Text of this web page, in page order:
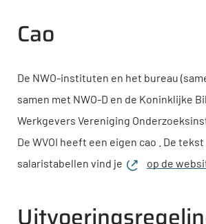
Cao
De NWO-instituten en het bureau
samen met NWO-D en de Koninklijke
Werkgevers Vereniging
De WVOI heeft een eigen cao . De
salaristabellen vind je
op de